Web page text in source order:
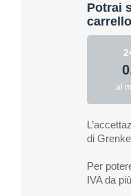
Potrai
carrello
al
di
Per
IVA da